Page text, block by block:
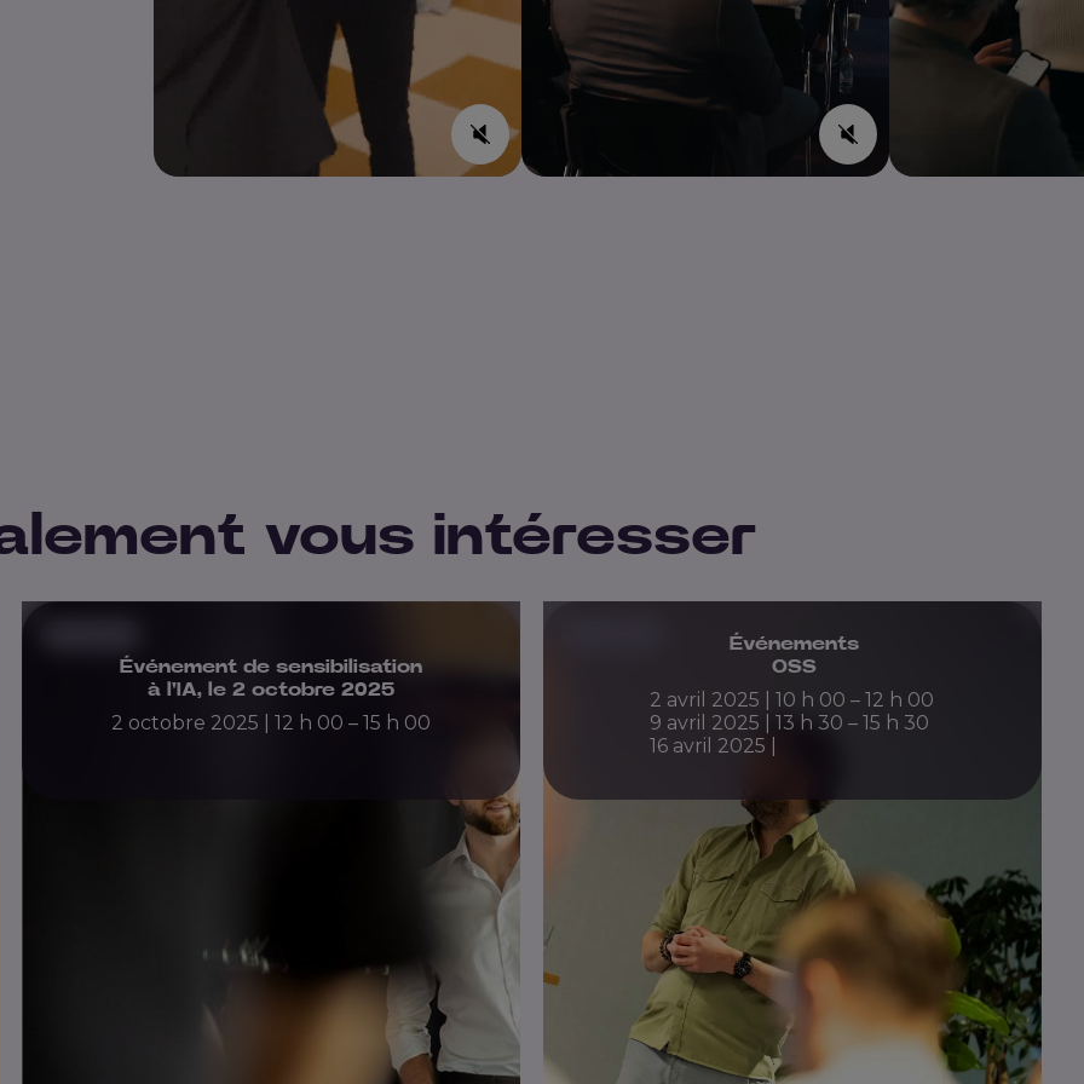
vous intéresser
Événement de sensibilisation
à l'IA, le 2 octobre 2025
2 octobre 2025 | 12 h 00 – 15 h 00
Événements
OSS
2 avril 2025 | 10 h 00 – 12 h 00
9 avril 2025 | 13 h 30 – 15 h 30
16 avril 2025 |